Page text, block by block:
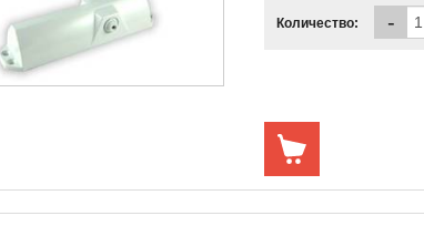
Количество: -